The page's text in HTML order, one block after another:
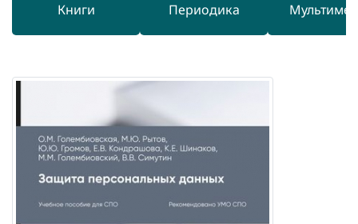
Книги Периодика